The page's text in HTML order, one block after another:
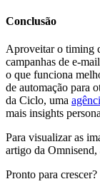
Conclusão
Aproveitar o timing
campanhas de e-
o que funciona
de automação para
da Ciclo, uma
mais insights
Para visualizar as
artigo da Omnisend,
Pronto para crescer?